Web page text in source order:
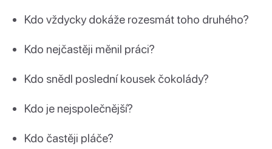
Kdo vždycky dokáže rozesmát toho druhého?
Kdo nejčastěji měnil práci?
Kdo snědl poslední kousek čokolády?
Kdo je nejspolečnější?
Kdo častěji pláče?